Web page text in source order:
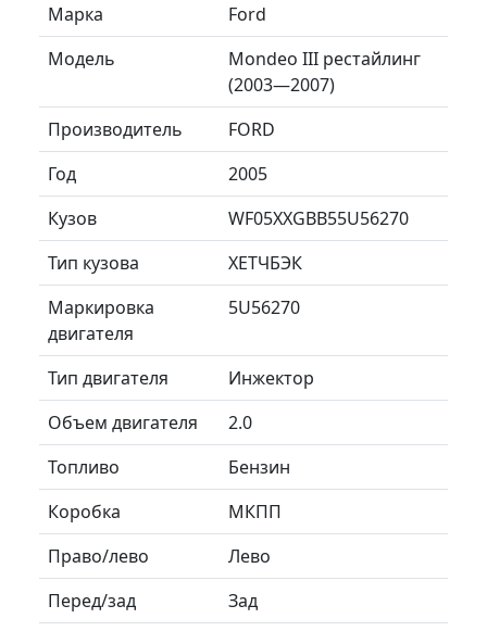
Марка
Ford
Модель
Mondeo III рестайлинг
(2003—2007)
Производитель
FORD
Год
2005
Кузов
WF05XXGBB55U56270
Тип кузова
ХЕТЧБЭК
Маркировка
двигателя
5U56270
Тип двигателя
Инжектор
Объем двигателя
2.0
Топливо
Бензин
Коробка
МКПП
Право/лево
Лево
Перед/зад
Зад